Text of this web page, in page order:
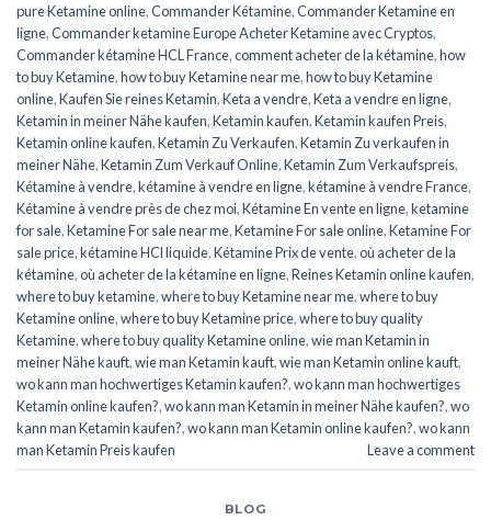
pure Ketamine online,Commander Kétamine,Commander Ketamine en
ligne,Commander ketamine Europe Acheter Ketamine avec Cryptos,
Commander kétamine HCL France,comment acheter de la kétamine,how
to buy Ketamine,how to buy Ketamine near me,how to buy Ketamine
online,Kaufen Sie reines Ketamin,Keta a vendre,Keta a vendre en ligne,
Ketamin in meiner Nähe kaufen,Ketamin kaufen,Ketamin kaufen Preis,
Ketamin online kaufen,Ketamin Zu Verkaufen,Ketamin Zu verkaufen in
meiner Nähe,Ketamin Zum Verkauf Online,Ketamin Zum Verkaufspreis,
Kétamine à vendre,kétamine à vendre en ligne,kétamine à vendre France,
Kétamine à vendre près de chez moi,Kétamine En vente en ligne,ketamine
for sale,Ketamine For sale near me,Ketamine For sale online,Ketamine For
sale price,kétamine HCl liquide,Kétamine Prix de vente,où acheter de la
kétamine,où acheter de la kétamine en ligne,Reines Ketamin online kaufen,
where to buy ketamine,where to buy Ketamine near me,where to buy
Ketamine online,where to buy Ketamine price,where to buy quality
Ketamine,where to buy quality Ketamine online,wie man Ketamin in
meiner Nähe kauft,wie man Ketamin kauft,wie man Ketamin online kauft,
wo kann man hochwertiges Ketamin kaufen?,wo kann man hochwertiges
Ketamin online kaufen?,wo kann man Ketamin in meiner Nähe kaufen?,wo
kann man Ketamin kaufen?,wo kann man Ketamin online kaufen?,wo kann
man Ketamin Preis kaufen
Leave a comment
BLOG